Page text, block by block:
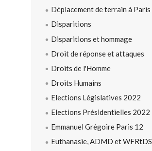
Déplacement de terrain à Paris
Disparitions
Disparitions et hommage
Droit de réponse et attaques
Droits de l'Homme
Droits Humains
Elections Législatives 2022
Elections Présidentielles 2022
Emmanuel Grégoire Paris 12
Euthanasie, ADMD et WFRtDS